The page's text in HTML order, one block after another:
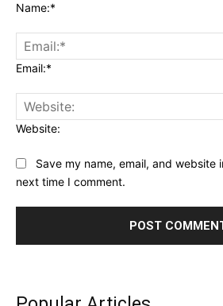
Name:*
Email:*
Website:
Save my name, email, and website
next time I comment.